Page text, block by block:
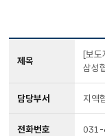
제목
[보도
삼성
담당부서 지역
전화번호